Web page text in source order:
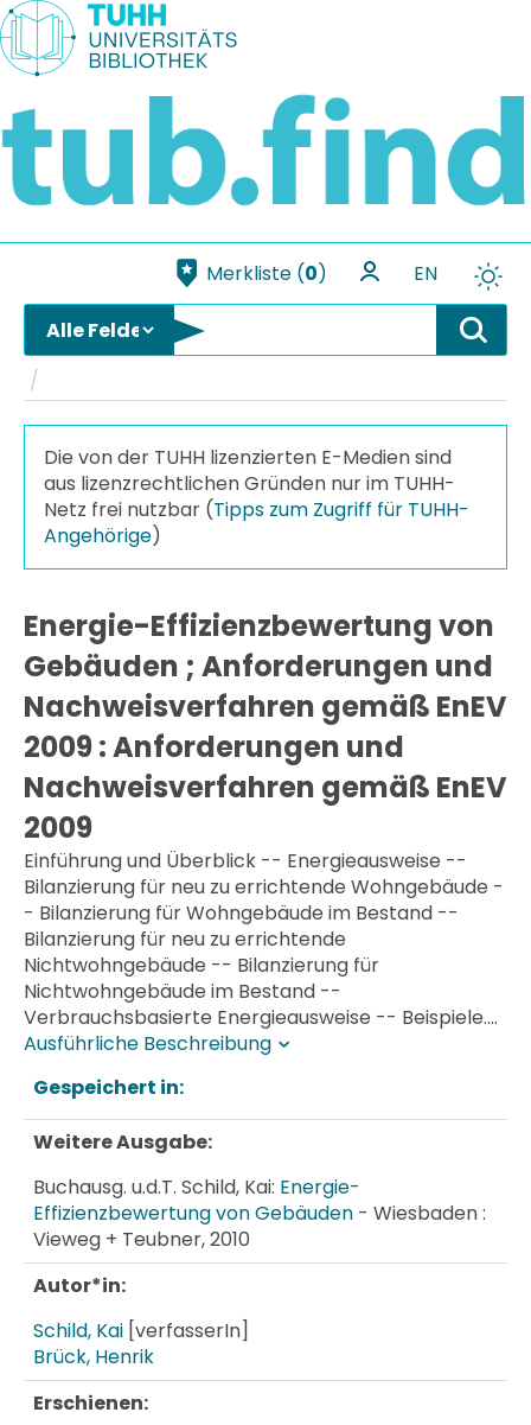
Weiter zum Inhalt
Merkliste (0) EN
Die von der TUHH lizenzierten E-Medien sind
aus lizenzrechtlichen Gründen nur im TUHH-
Netz frei nutzbar (Tipps zum Zugriff für TUHH-
Angehörige)
Energie-Effizienzbewertung von
Gebäuden ; Anforderungen und
Nachweisverfahren gemäß EnEV
2009 : Anforderungen und
Nachweisverfahren gemäß EnEV
2009
Einführung und Überblick -- Energieausweise --
Bilanzierung für neu zu errichtende Wohngebäude -
- Bilanzierung für Wohngebäude im Bestand --
Bilanzierung für neu zu errichtende
Nichtwohngebäude -- Bilanzierung für
Nichtwohngebäude im Bestand --
Verbrauchsbasierte Energieausweise -- Beispiele....
Ausführliche Beschreibung
Gespeichert in:
Weitere Ausgabe:
Buchausg. u.d.T. Schild, Kai: Energie-
Effizienzbewertung von Gebäuden - Wiesbaden :
Vieweg + Teubner, 2010
Autor*in:
Schild, Kai [verfasserIn]
Brück, Henrik
Erschienen: